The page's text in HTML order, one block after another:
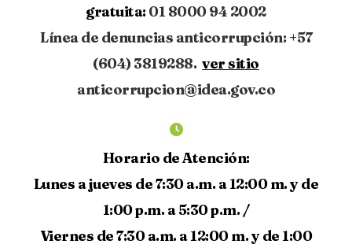
gratuita: 01 8000 94 2002
Línea de denuncias anticorrupción: +57
(604) 3819288.ver sitio
anticorrupcion@idea.gov.co
Horario de Atención:
Lunes a jueves de 7:30 a.m. a 12:00 m. y de
1:00 p.m. a 5:30 p.m. /
Viernes de 7:30 a.m. a 12:00 m. y de 1:00